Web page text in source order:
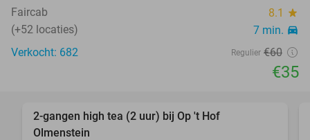
Faircab 8.1 star
(+52 locaties) 7 min. directions_car
Verkocht: 682 Regulier €60
€35
favorite_border
2-gangen high tea (2 uur) bij Op 't Hof
Olmenstein